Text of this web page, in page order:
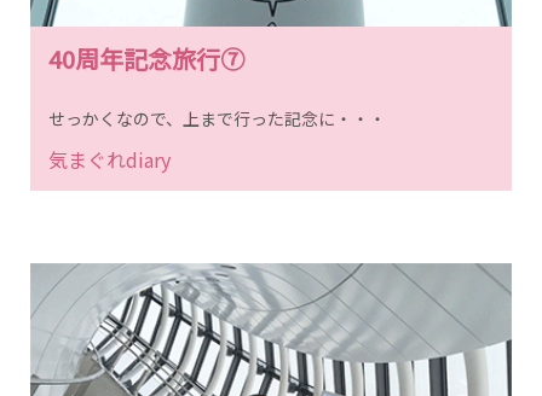
40周年記念旅行⑦
せっかくなので、上まで行った記念に・・・
気まぐれdiary